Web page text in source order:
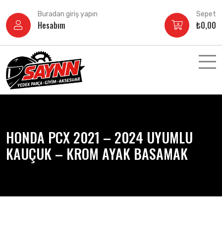
atla
Buradan giriş yapın
Hesabım
Sepet
₺0,00
HONDA PCX 2021 – 2024 UYUMLU
KAUÇUK – KROM AYAK BASAMAK